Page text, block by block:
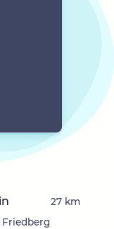
Friedberg
27 km